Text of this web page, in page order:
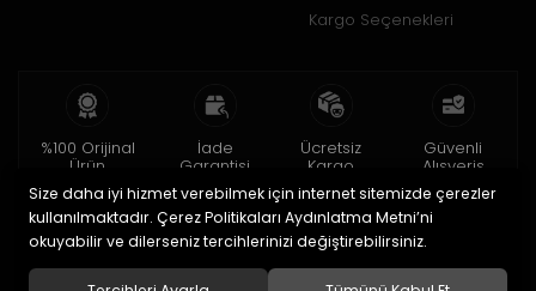
Kargo Seçenekleri
%100 Orijinal
Ürün
2 yıl garanti
İade
Garantisi
15 gün içinde
iade
Ücretsiz
Kargo
150 TL ve üzeri
Güvenli
Alışveriş
256bit SSL ile
Size daha iyi hizmet verebilmek için internet sitemizde çerezler
kullanılmaktadır. Çerez Politikaları Aydınlatma Metni’ni
okuyabilir ve dilerseniz tercihlerinizi değiştirebilirsiniz.